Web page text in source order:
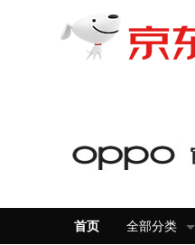
首页 全部分类